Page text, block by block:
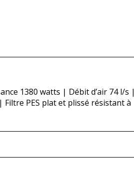
1380 watts | Débit d’air 74 l/s |
PES plat et plissé résistant à